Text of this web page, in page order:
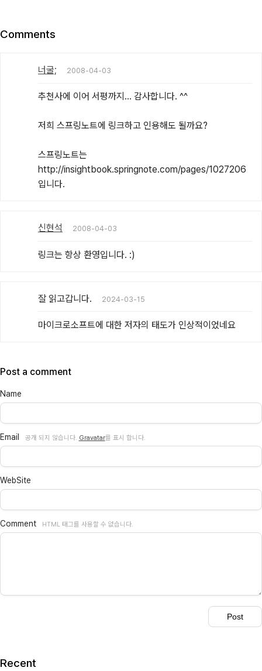
Comments
너굴; 2008-04-03
추천사에 이어 서평까지... 감사합니다. ^^
저희 스프링노트에 링크하고 인용해도 될까요?
스프링노트는
http://insightbook.springnote.com/pages/1027206
입니다.
신현석 2008-04-03
링크는 항상 환영입니다. :)
잘 읽고갑니다. 2024-03-15
마이크로소프트에 대한 저자의 태도가 인상적이었네요
Post a comment
Name
Email 공개 되지 않습니다. Gravatar를 표시 합니다.
WebSite
Comment HTML 태그를 사용할 수 없습니다.
Recent